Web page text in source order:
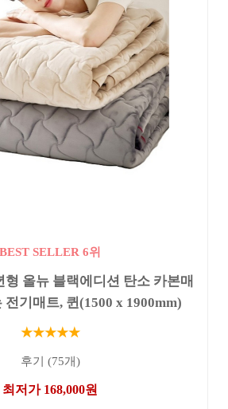
BEST SELLER 6위
형 올뉴 블랙에디션 탄소 카본매
전기매트, 퀸(1500 x 1900mm)
★★★★★
후기 (75개)
최저가 168,000원